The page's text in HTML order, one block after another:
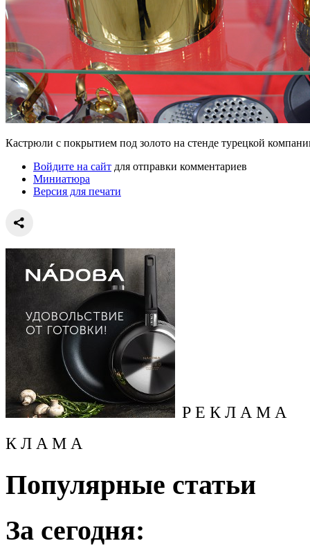
Кастрюли с покрытием под золото на стенде турецкой
Войдите на сайт для отправки комментариев
Миниатюра
Версия для печати
Р Е К Л А М А
К Л А М А
Популярные статьи
За сегодня: